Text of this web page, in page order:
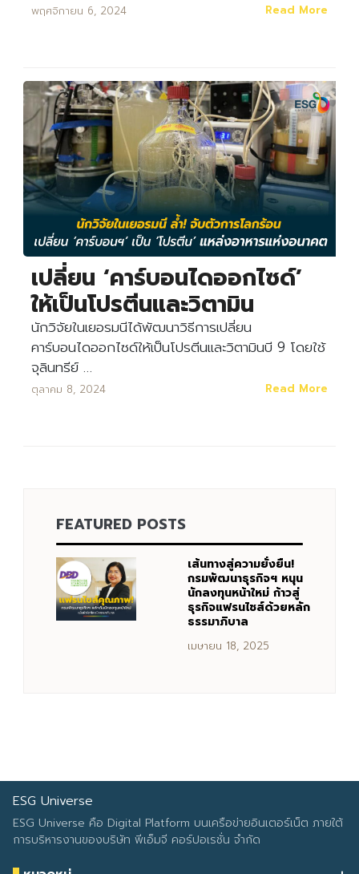
พฤศจิกายน 6, 2024 Read More
เปลี่ยน ‘คาร์บอนไดออกไซด์’
ให้เป็นโปรตีนและวิตามิน
นักวิจัยในเยอรมนีได้พัฒนาวิธีการเปลี่ยน
คาร์บอนไดออกไซด์ให้เป็นโปรตีนและวิตามินบี 9 โดยใช้
จุลินทรีย์ …
ตุลาคม 8, 2024 Read More
FEATURED POSTS
เส้นทางสู่ความยั่งยืน!
กรมพัฒนาธุรกิจฯ หนุน
นักลงทุนหน้าใหม่ ก้าวสู่
ธุรกิจแฟรนไชส์ด้วยหลัก
ธรรมาภิบาล
เมษายน 18, 2025
ESG Universe
ESG Universe คือ Digital Platform บนเครือข่ายอินเตอร์เน็ต ภายใต้
การบริหารงานของบริษัท พีเอ็มจี คอร์ปอเรชั่น จำกัด